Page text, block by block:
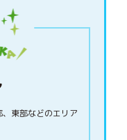
東部などのエリア